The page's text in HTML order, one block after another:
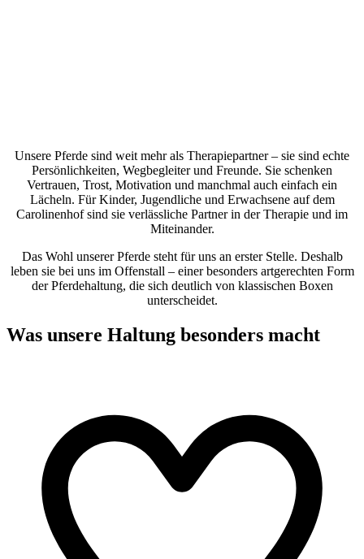
Unsere Pferde sind weit mehr als Therapiepartner – sie sind echte
Persönlichkeiten, Wegbegleiter und Freunde. Sie schenken
Vertrauen, Trost, Motivation und manchmal auch einfach ein
Lächeln. Für Kinder, Jugendliche und Erwachsene auf dem
Carolinenhof sind sie verlässliche Partner in der Therapie und im
Miteinander.
Das Wohl unserer Pferde steht für uns an erster Stelle. Deshalb
leben sie bei uns im Offenstall – einer besonders artgerechten Form
der Pferdehaltung, die sich deutlich von klassischen Boxen
unterscheidet.
Was unsere Haltung besonders macht